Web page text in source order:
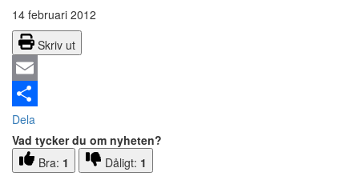
14 februari 2012
Skriv ut
Email
Dela
Vad tycker du om nyheten?
Bra: 1 Dåligt: 1